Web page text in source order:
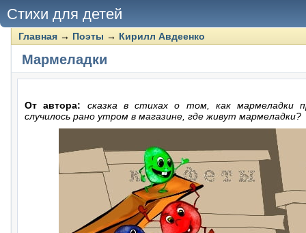
Стихи для детей
Главная → Поэты → Кирилл Авдеенко
Мармеладки
От автора:
сказка в стихах о том, как мармеладки
случилось рано утром в магазине, где живут мармеладки?